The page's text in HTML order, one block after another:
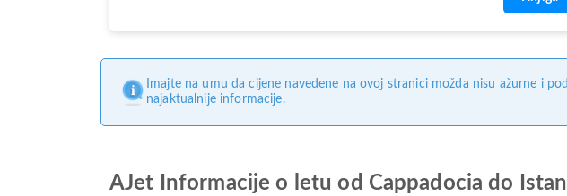
Imajte na umu da cijene navedene na ovoj stranici možda nisu ažurne i
najaktualnije informacije.
AJet Informacije o letu od Cappadocia do